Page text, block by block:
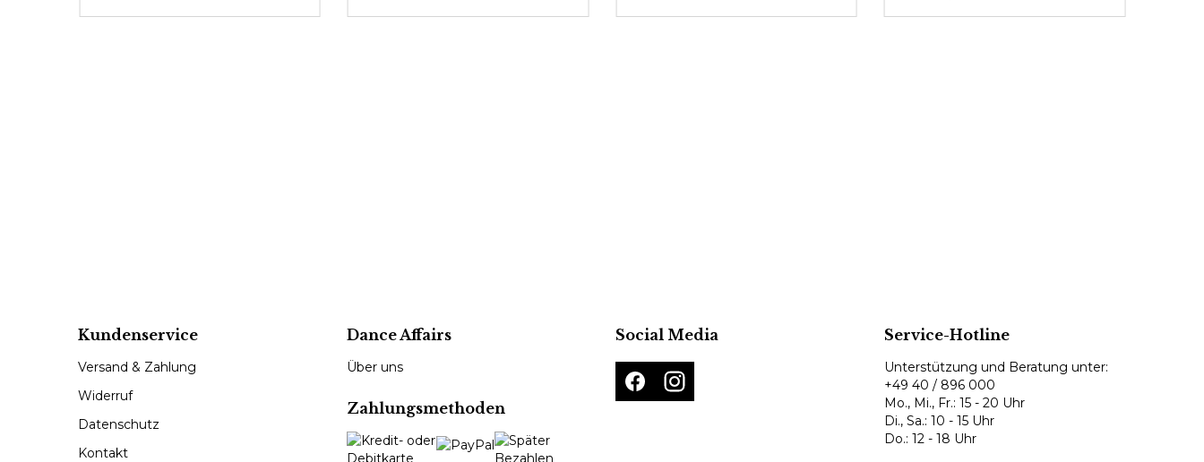
Kundenservice
Versand & Zahlung
Widerruf
Datenschutz
Kontakt
Dance Affairs
Über uns
Zahlungsmethoden
Social Media Service-Hotline
Unterstützung und Beratung unter:
+49 40 / 896 000
Mo., Mi., Fr.: 15 - 20 Uhr
Di., Sa.: 10 - 15 Uhr
Do.: 12 - 18 Uhr